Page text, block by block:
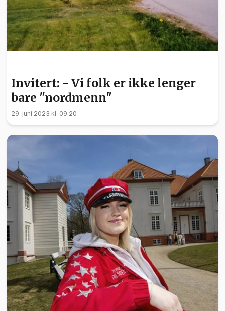
Invitert: - Vi folk er ikke lenger
bare "nordmenn"
29. juni 2023 kl. 09:20